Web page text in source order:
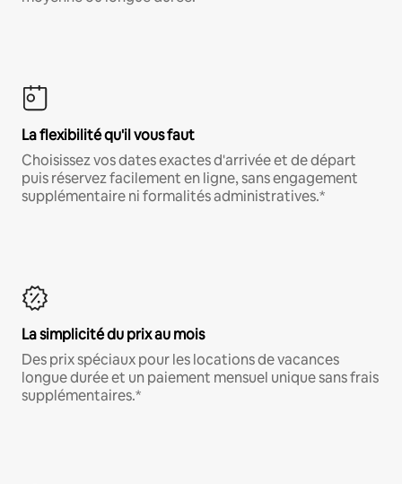
La flexibilité qu'il vous faut
Choisissez vos dates exactes d'arrivée et de départ
puis réservez facilement en ligne, sans engagement
supplémentaire ni formalités administratives.*
La simplicité du prix au mois
Des prix spéciaux pour les locations de vacances
longue durée et un paiement mensuel unique sans frais
supplémentaires.*